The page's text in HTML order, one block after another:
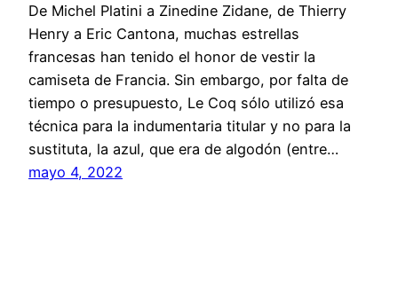
De Michel Platini a Zinedine Zidane, de Thierry
Henry a Eric Cantona, muchas estrellas
francesas han tenido el honor de vestir la
camiseta de Francia. Sin embargo, por falta de
tiempo o presupuesto, Le Coq sólo utilizó esa
técnica para la indumentaria titular y no para la
sustituta, la azul, que era de algodón (entre…
mayo 4, 2022